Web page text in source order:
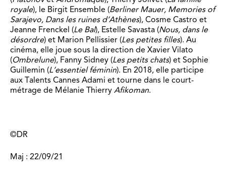
royale), le Birgit Ensemble (Berliner Mauer, Memories of
Sarajevo, Dans les ruines d’Athènes), Cosme Castro et
Jeanne Frenckel (Le Bal), Estelle Savasta (Nous, dans le
désordre) et Marion Pellissier (Les petites filles). Au
cinéma, elle joue sous la direction de Xavier Vilato
(Ombrelune), Fanny Sidney (Les petits chats) et Sophie
Guillemin (L’essentiel féminin). En 2018, elle participe
aux Talents Cannes Adami et tourne dans le court-
métrage de Mélanie Thierry Afikoman.
©DR
Maj : 22/09/21